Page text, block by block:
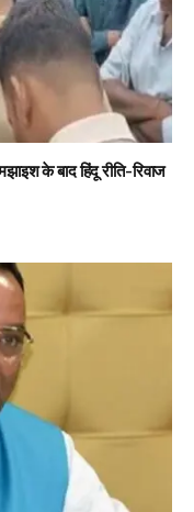
के बाद हिंदू रीति-रिवाज